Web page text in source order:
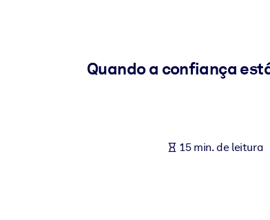
Para bibliotecas corporativas
Enriqueça sua biblioteca corporativa com
Alimente seus sistemas de IA com conhecimento
Quando a confiança
15 min. de leitura